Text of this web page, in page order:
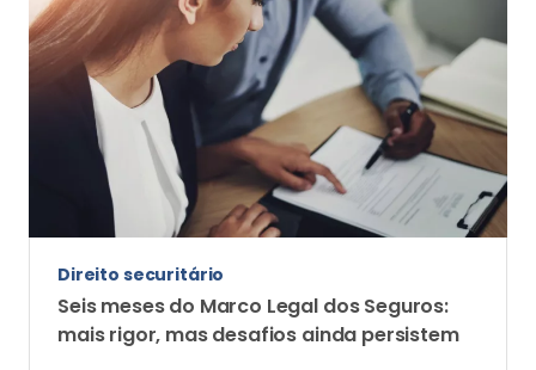
Direito securitário
Seis meses do Marco Legal dos Seguros:
mais rigor, mas desafios ainda persistem